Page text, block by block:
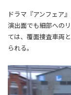
ドラマ『アンフェア
演出面でも細部への
ては、覆面捜査車両
られる。